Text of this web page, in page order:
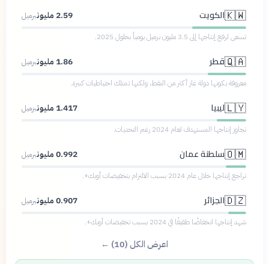
🇰🇼الكويت 2.59 مليون
برميل
تسعى لرفع إنتاجها إلى 3.5 مليون برميل يومياً بحلول 2025.
🇶🇦قطر 1.86 مليون
برميل
معروفة بكونها دولة غاز أكثر من النفط، ولكنها تمتلك احتياطيات كبيرة.
🇱🇾ليبيا 1.417 مليون
برميل
تجاوز إنتاجها المستهدف لعام 2024 رغم التحديات.
🇴🇲سلطنة عمان 0.992 مليون
برميل
تراجع إنتاجها خلال عام 2024 بسبب الالتزام بتخفيضات أوبك+.
🇩🇿الجزائر 0.907 مليون
برميل
شهد إنتاجها انخفاضًا طفيفًا في 2024 بسبب تخفيضات أوبك+.
اعرض الكل (10) ←